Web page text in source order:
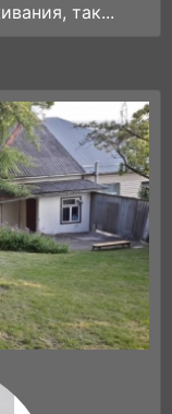
так...